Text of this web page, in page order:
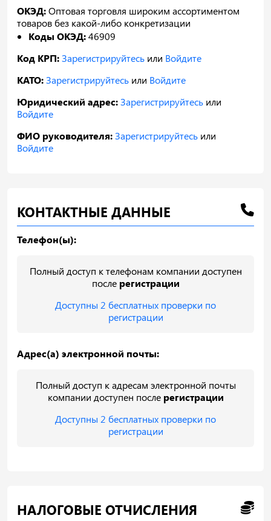
ОКЭД:Оптовая торговля широким ассортиментом
товаров без какой-либо конкретизации
Коды ОКЭД:46909
Код КРП:Зарегистрируйтесь или Войдите
КАТО:Зарегистрируйтесь или Войдите
Юридический адрес:Зарегистрируйтесь или
Войдите
ФИО руководителя:Зарегистрируйтесь или
Войдите
КОНТАКТНЫЕ ДАННЫЕ
Телефон(ы):
Полный доступ к телефонам компании доступен
после регистрации
Доступны 2 бесплатных проверки по
регистрации
Адрес(а) электронной почты:
Полный доступ к адресам электронной почты
компании доступен после регистрации
Доступны 2 бесплатных проверки по
регистрации
НАЛОГОВЫЕ ОТЧИСЛЕНИЯ